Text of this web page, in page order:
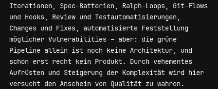
Iterationen, Spec-Batterien, Ralph-Loops, Git-Flows
und Hooks, Review und Testautomatisierungen,
Changes und Fixes, automatisierte Feststellung
möglicher Vulnerabilities – aber: die grüne
Pipeline allein ist noch keine Architektur, und
schon erst recht kein Produkt. Durch vehementes
Aufrüsten und Steigerung der Komplexität wird hier
versucht den Anschein von Qualität zu wahren.